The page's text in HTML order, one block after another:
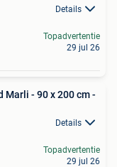
Details
Topadvertentie
29 jul 26
Marli - 90 x 200 cm -
Details
Topadvertentie
29 jul 26